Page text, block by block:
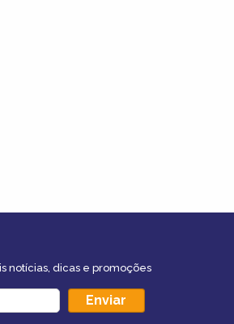
notícias, dicas e promoções